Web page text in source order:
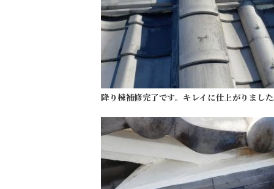
降り棟補修完了です。キレイに仕上がりまし